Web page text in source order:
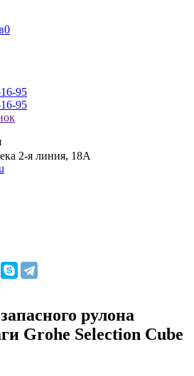
0
95
95
2-я линия, 18А
рулона
Grohe Selection Cube